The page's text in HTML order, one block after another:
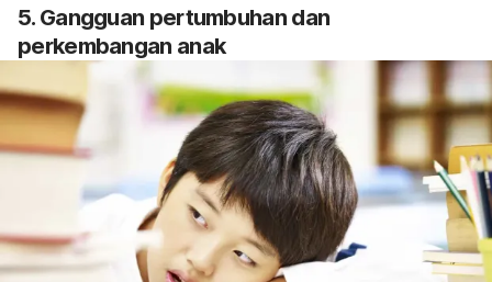
5. Gangguan pertumbuhan dan
perkembangan anak